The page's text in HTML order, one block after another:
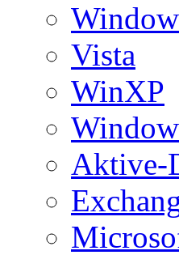
Vista
WinXP
Aktive-